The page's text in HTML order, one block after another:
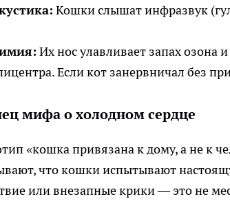
Кошки слышат инфразвук
Их нос улавливает запах озона
Если кот занервничал без
мифа о холодном сердце
«кошка привязана к дому, а не к
что кошки испытывают
или внезапные крики — это не